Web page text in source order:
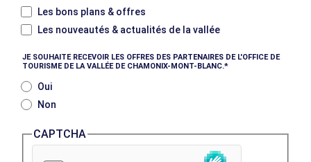
Les bons plans & offres
Les nouveautés & actualités de la vallée
JE SOUHAITE RECEVOIR LES OFFRES DES PARTENAIRES DE L'OFFICE DE
TOURISME DE LA VALLÉE DE CHAMONIX-MONT-BLANC.
Oui
Non
CAPTCHA